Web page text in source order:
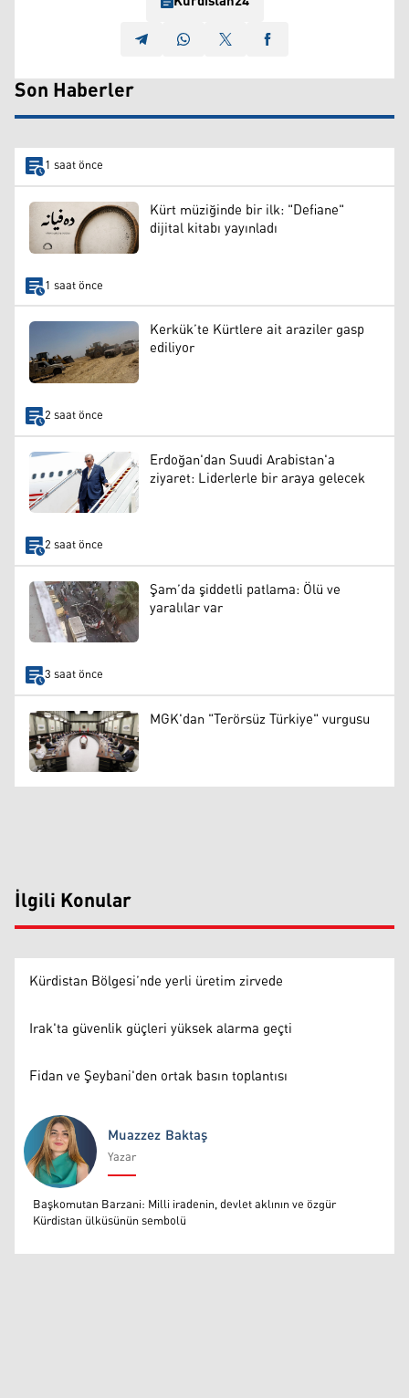
Son Haberler
1 saat önce
Kürt müziğinde bir ilk: "Defiane"
dijital kitabı yayınladı
1 saat önce
Kerkük’te Kürtlere ait araziler gasp
ediliyor
2 saat önce
Erdoğan'dan Suudi Arabistan'a
ziyaret: Liderlerle bir araya gelecek
2 saat önce
Şam’da şiddetli patlama: Ölü ve
yaralılar var
3 saat önce
MGK'dan "Terörsüz Türkiye" vurgusu
İlgili Konular
Kürdistan Bölgesi’nde yerli üretim zirvede
Irak'ta güvenlik güçleri yüksek alarma geçti
Fidan ve Şeybani'den ortak basın toplantısı
Muazzez Baktaş
Muazzez Baktaş
Yazar
Başkomutan Barzani: Milli iradenin, devlet aklının ve özgür
Kürdistan ülküsünün sembolü